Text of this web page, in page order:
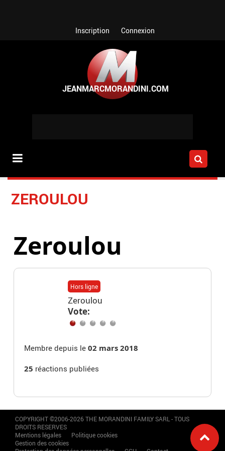
Inscription Connexion
ZEROULOU
Zeroulou
Hors ligne
Zeroulou
Vote:
Membre depuis le02 mars 2018
25 réactions publiées
COPYRIGHT ©2006-2026 THE MORANDINI FAMILY SARL - TOUS
DROITS RESERVES
Mentions légales
Politique cookies
Gestion des cookies